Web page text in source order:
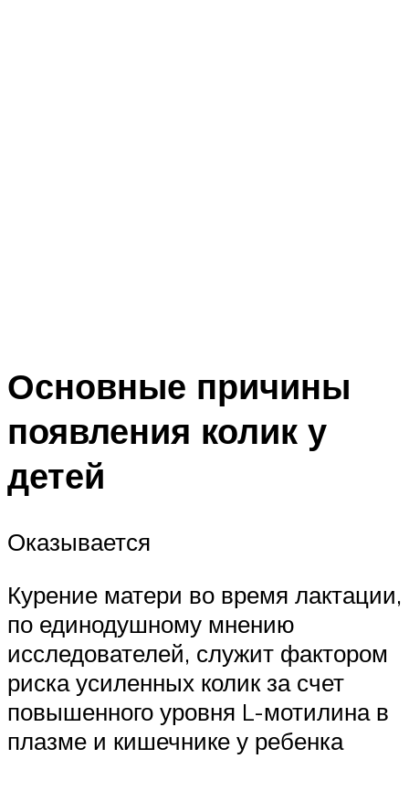
Основные причины
появления колик у
детей
Оказывается
Курение матери во время лактации,
по единодушному мнению
исследователей, служит фактором
риска усиленных колик за счет
повышенного уровня L-мотилина в
плазме и кишечнике у ребенка